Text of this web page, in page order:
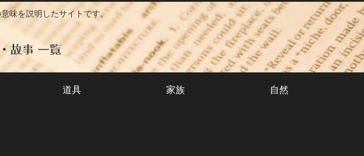
味を説明したサイトです。
道具 家族 自然